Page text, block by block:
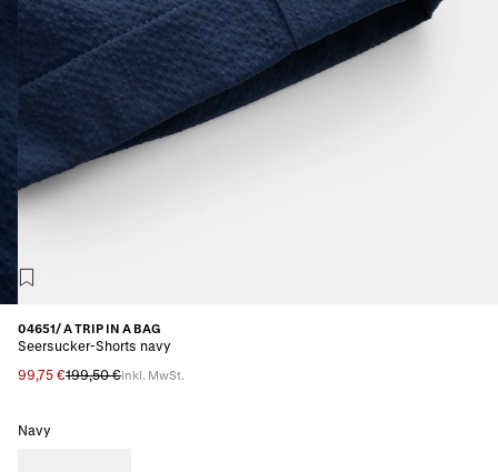
04651/ A TRIP IN A BAG
Seersucker-Shorts navy
99,75 €199,50 €inkl. MwSt.
Navy